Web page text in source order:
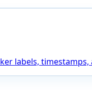
labels, timestamps,